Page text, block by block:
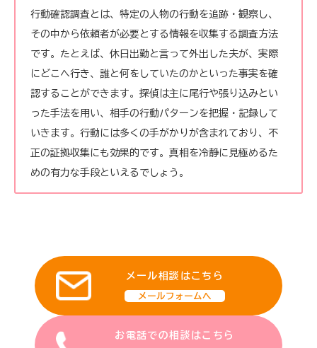
行動確認調査とは、特定の人物の行動を追跡・観察し、
その中から依頼者が必要とする情報を収集する調査方法
です。たとえば、休日出勤と言って外出した夫が、実際
にどこへ行き、誰と何をしていたのかといった事実を確
認することができます。探偵は主に尾行や張り込みとい
った手法を用い、相手の行動パターンを把握・記録して
いきます。行動には多くの手がかりが含まれており、不
正の証拠収集にも効果的です。真相を冷静に見極めるた
めの有力な手段といえるでしょう。
メール相談はこちら
メールフォームへ
お電話での相談はこちら